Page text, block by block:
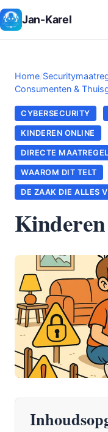
Jan-Karel
Home/
Consumenten &
CYBERSECURITY
KINDEREN ONLINE
DIRECTE
WAAROM DIT TELT
DE ZAAK DIE ALLES